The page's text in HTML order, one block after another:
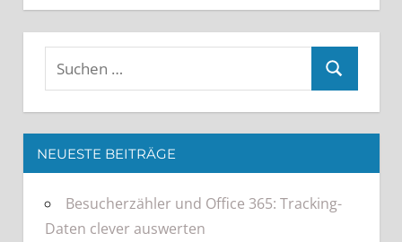
NEUESTE BEITRÄGE
Besucherzähler und Office 365: Tracking-
Daten clever auswerten